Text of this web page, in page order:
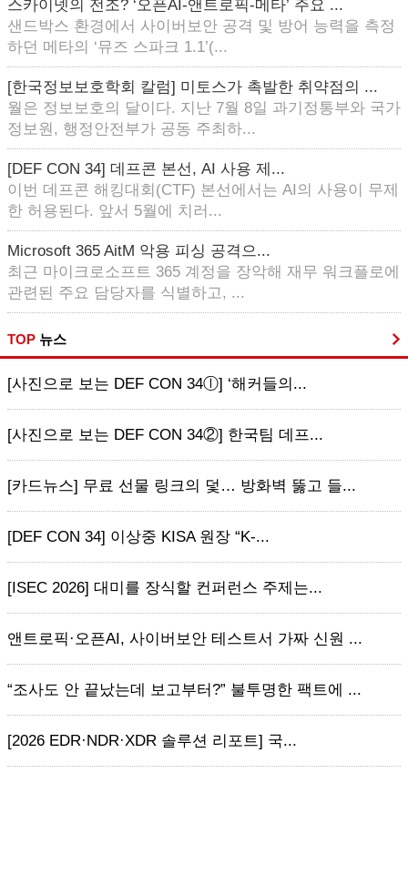
스카이넷의 전조? ‘오픈AI-앤트로픽-메타’ 주요 ...
샌드박스 환경에서 사이버보안 공격 및 방어 능력을 측정
하던 메타의 ‘뮤즈 스파크 1.1’(...
[한국정보보호학회 칼럼] 미토스가 촉발한 취약점의 ...
월은 정보보호의 달이다. 지난 7월 8일 과기정통부와 국가
정보원, 행정안전부가 공동 주최하...
[DEF CON 34] 데프콘 본선, AI 사용 제...
이번 데프콘 해킹대회(CTF) 본선에서는 AI의 사용이 무제
한 허용된다. 앞서 5월에 치러...
Microsoft 365 AitM 악용 피싱 공격으...
최근 마이크로소프트 365 계정을 장악해 재무 워크플로에
관련된 주요 담당자를 식별하고, ...
TOP 뉴스
[사진으로 보는 DEF CON 34ⓛ] ‘해커들의...
[사진으로 보는 DEF CON 34②] 한국팀 데프...
[카드뉴스] 무료 선물 링크의 덫… 방화벽 뚫고 들...
[DEF CON 34] 이상중 KISA 원장 “K-...
[ISEC 2026] 대미를 장식할 컨퍼런스 주제는...
앤트로픽·오픈AI, 사이버보안 테스트서 가짜 신원 ...
“조사도 안 끝났는데 보고부터?” 불투명한 팩트에 ...
[2026 EDR·NDR·XDR 솔루션 리포트] 국...